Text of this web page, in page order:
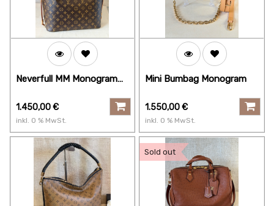
Neverfull MM Monogram
1.450,00€
inkl. 0 % MwSt.
Mini Bumbag Monogram
1.550,00€
inkl. 0 % MwSt.
Sold out